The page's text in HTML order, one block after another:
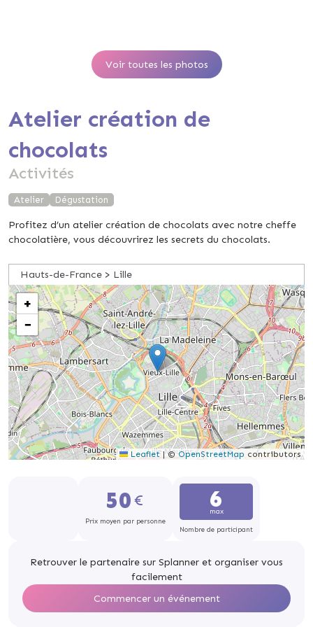
Voir toutes les photos
Atelier création de
chocolats
Activités
Atelier Dégustation
Profitez d’un atelier création de chocolats avec notre cheffe
chocolatière, vous découvrirez les secrets du chocolats.
Hauts-de-France > Lille
+
−
Leaflet |©OpenStreetMap contributors
50
Prix moyen par personne
6
max
Nombre de participant
Retrouver le partenaire sur Splanner et organiser vous
facilement
Commencer un événement